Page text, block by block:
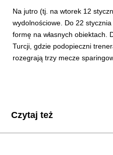
Na jutro (tj. na wtorek 12
wydolnościowe. Do 22
formę na własnych obiektach.
Turcji, gdzie podopieczni
rozegrają trzy mecze
Czytaj też